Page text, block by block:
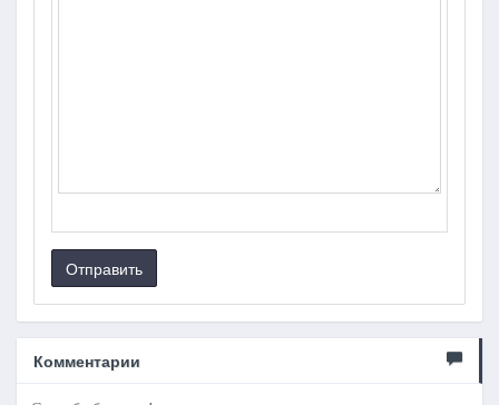
Отправить
Комментарии